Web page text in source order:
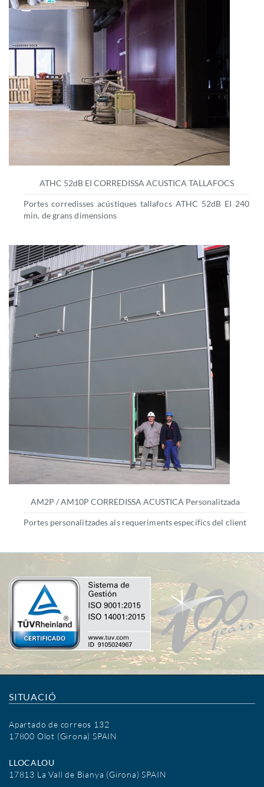
ATHC 52dB EI CORREDISSA ACUSTICA TALLAFOCS
Portes corredisses acústiques tallafocs ATHC 52dB EI 240
min. de grans dimensions
AM2P / AM10P CORREDISSA ACUSTICA Personalitzada
Portes personalitzades als requeriments específics del client
SITUACIÓ
Apartado de correos 132
17800 Olot (Girona) SPAIN
LLOCALOU
17813 La Vall de Bianya (Girona) SPAIN